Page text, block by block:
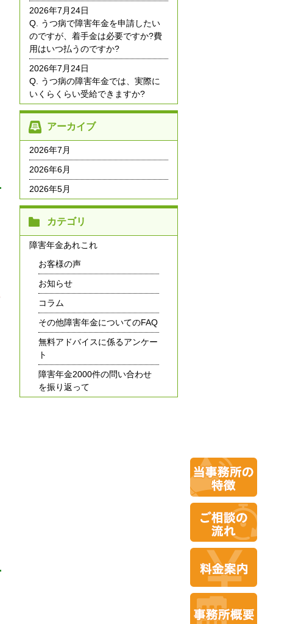
2026年7月24日
Q. うつ病で障害年金を申請したい
のですが、着手金は必要ですか?費
用はいつ払うのですか?
2026年7月24日
Q. うつ病の障害年金では、実際に
いくらくらい受給できますか?
アーカイブ
2026年7月
2026年6月
2026年5月
カテゴリ
障害年金あれこれ
お客様の声
お知らせ
コラム
その他障害年金についてのFAQ
無料アドバイスに係るアンケー
ト
障害年金2000件の問い合わせ
を振り返って